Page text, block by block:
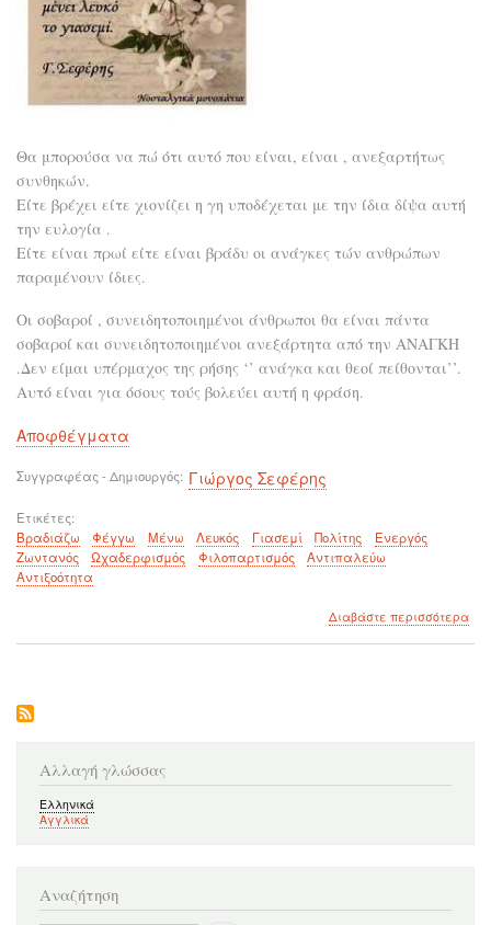
Θα μπορούσα να πώ ότι αυτό που είναι, είναι , ανεξαρτήτως
συνθηκών.
Είτε βρέχει είτε χιονίζει η γη υποδέχεται με την ίδια δίψα αυτή
την ευλογία .
Είτε είναι πρωί είτε είναι βράδυ οι ανάγκες τών ανθρώπων
παραμένουν ίδιες.
Οι σοβαροί , συνειδητοποιημένοι άνθρωποι θα είναι πάντα
σοβαροί και συνειδητοποιημένοι ανεξάρτητα από την ΑΝΑΓΚΗ
.Δεν είμαι υπέρμαχος της ρήσης ‘’ ανάγκα και θεοί πείθονται’’.
Αυτό είναι για όσους τούς βολεύει αυτή η φράση.
Αποφθέγματα
Συγγραφέας - Δημιουργός Γιώργος Σεφέρης
Ετικέτες
Βραδιάζω
Φέγγω Μένω Λευκός Γιασεμί Πολίτης
Ενεργός
Ζωντανός
Ωχαδερφισμός Φιλοπαρτισμός
Αντιπαλεύω
Αντιξοότητα
Διαβάστε περισσότεραγια
Αλλαγή γλώσσας
Ελληνικά
Αγγλικά
Αναζήτηση